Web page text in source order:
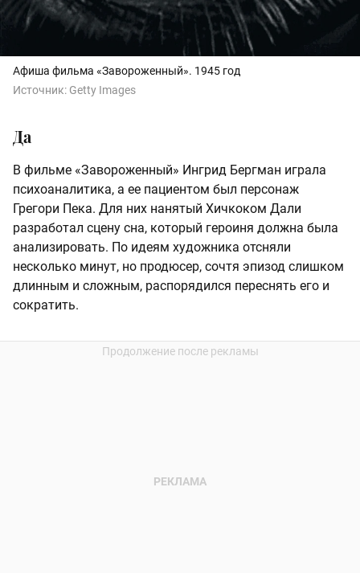
Афиша фильма «Завороженный». 1945 год
Источник: Getty Images
Да
В фильме «Завороженный» Ингрид Бергман играла
психоаналитика, а ее пациентом был персонаж
Грегори Пека. Для них нанятый Хичкоком Дали
разработал сцену сна, который героиня должна была
анализировать. По идеям художника отсняли
несколько минут, но продюсер, сочтя эпизод слишком
длинным и сложным, распорядился переснять его и
сократить.